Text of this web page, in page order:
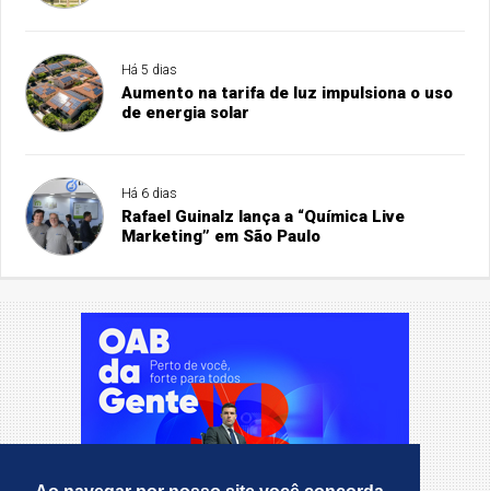
Há 5 dias
Aumento na tarifa de luz impulsiona o uso
de energia solar
Há 6 dias
Rafael Guinalz lança a “Química Live
Marketing” em São Paulo